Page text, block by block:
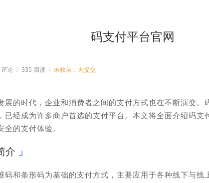
码支付平台官网
论 / 335 阅读 / 未收录，去提交
展的时代，企业和消费者之间的支付方式也在不断演变。
已经成为许多商户首选的支付平台。本文将全面介绍码支
全的支付体验。
介
码和条形码为基础的支付方式，主要应用于各种线下与线